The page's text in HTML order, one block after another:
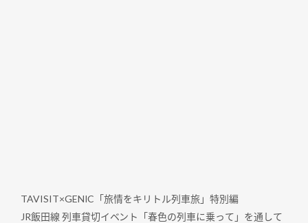
TAVISIT×GENIC「旅情をキリトル列車旅」特別編
JR飯田線 列車貸切イベント「春色の列車に乗って」を通して